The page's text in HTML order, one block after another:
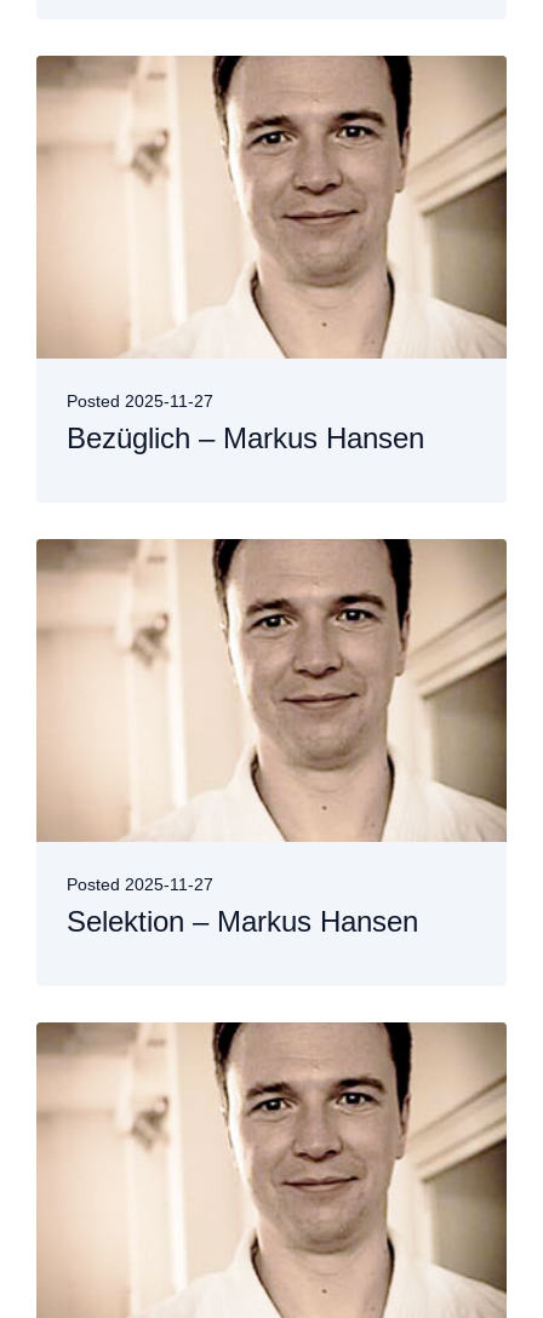
Posted 2025-11-27
Bezüglich – Markus Hansen
Posted 2025-11-27
Selektion – Markus Hansen